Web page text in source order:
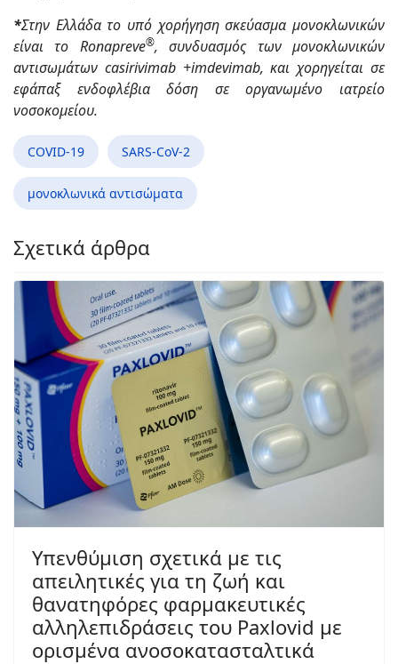
*Στην Ελλάδα το υπό χορήγηση σκεύασμα μονοκλωνικών
είναι το Ronapreve®, συνδυασμός των μονοκλωνικών
αντισωμάτων casirivimab +imdevimab, και χορηγείται σε
εφάπαξ ενδοφλέβια δόση σε οργανωμένο ιατρείο
νοσοκομείου.
COVID-19 SARS-CoV-2
μονοκλωνικά αντισώματα
Σχετικά άρθρα
Yπενθύμιση σχετικά με τις
απειλητικές για τη ζωή και
θανατηφόρες φαρμακευτικές
αλληλεπιδράσεις του Paxlovid με
ορισμένα ανοσοκατασταλτικά